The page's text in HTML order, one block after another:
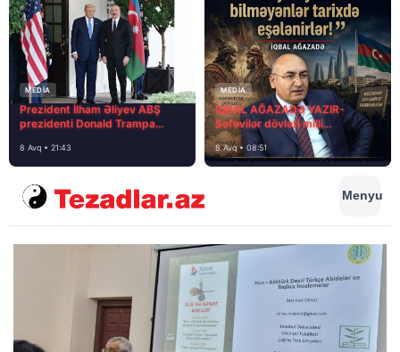
MEDİA
Prezident İlham Əliyev ABŞ
prezidenti Donald Trampa
8 Avq • 21:43
MEDİA
İQBAL AĞAZADƏ YAZIR-
Səfəvilər dövləti milli
dövlətdirmi?
8 Avq • 08:51
Menyu